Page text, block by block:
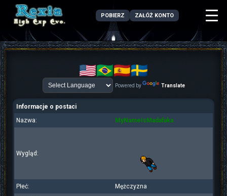
POBIERZ ZAŁÓŻ KONTO
Powered by Translate
Informacje o postaci
Nazwa:
MyNameIsMadafaka
Wygląd:
Płeć:
Mężczyzna